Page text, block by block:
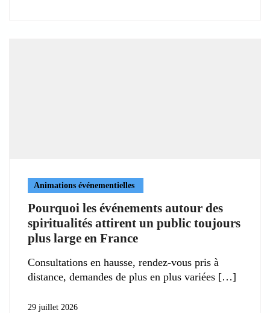
Animations événementielles
Pourquoi les événements autour des
spiritualités attirent un public toujours
plus large en France
Consultations en hausse, rendez-vous pris à
distance, demandes de plus en plus variées
29 juillet 2026